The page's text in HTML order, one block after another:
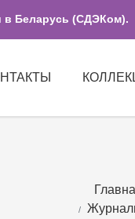
в Беларусь (СДЭКом).